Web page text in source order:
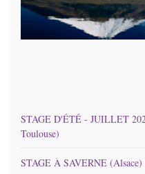
STAGE D'ÉTÉ - JUILLET
Toulouse)
STAGE À SAVERNE